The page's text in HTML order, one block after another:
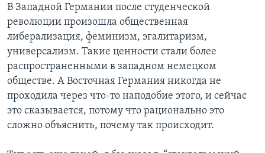
В Западной Германии после студенческой
революции произошла общественная
либерализация, феминизм, эгалитаризм,
универсализм. Такие ценности стали более
распространенными в западном немецком
обществе. А Восточная Германия никогда не
проходила через что-то наподобие этого, и сейчас
это сказывается, потому что рационально это
сложно объяснить, почему так происходит.